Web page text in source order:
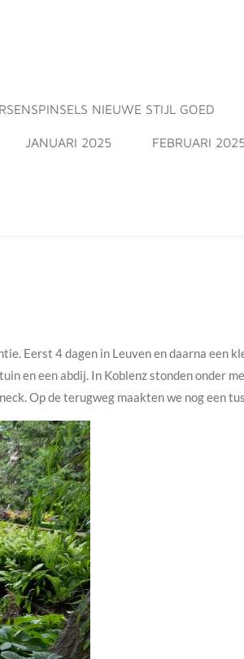
NIEUWE STIJL GOED
JANUARI 2025 FEBRUARI 2025
Eerst 4 dagen in Leuven en daarna een
en een abdij. In Koblenz stonden onder
Op de terugweg maakten we nog een